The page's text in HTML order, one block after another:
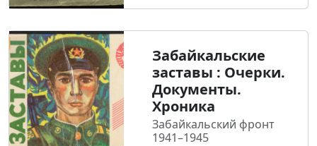
Забайкальские
заставы : Очерки.
Документы.
Хроника
Забайкальский фронт
1941–1945